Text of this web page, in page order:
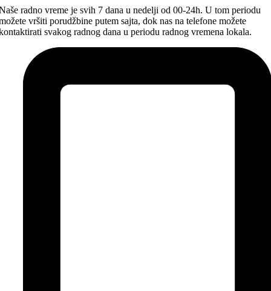
radno vreme je svih 7 dana u nedelji od 00-24h. U tom periodu
vršiti porudžbine putem sajta, dok nas na telefone možete
svakog radnog dana u periodu radnog vremena lokala.